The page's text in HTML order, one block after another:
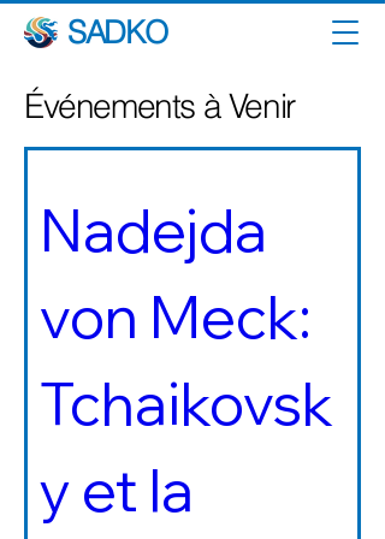
SADKO
Événements à Venir
Nadejda
von Meck:
Tchaikovsk
y et la